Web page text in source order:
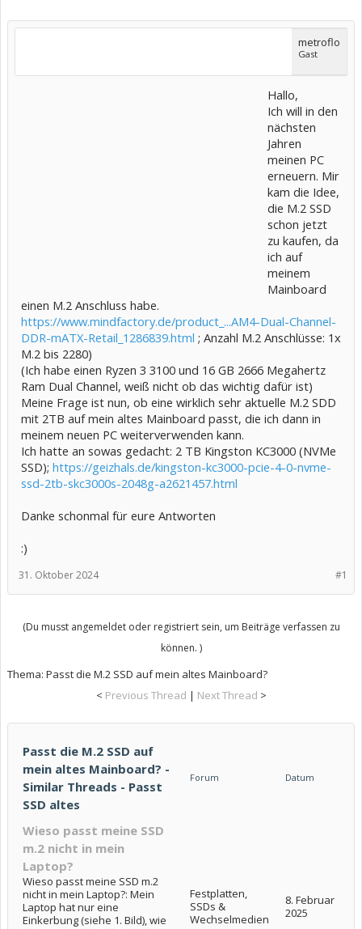
metroflo
Gast
Hallo,
Ich will in den
nächsten
Jahren
meinen PC
erneuern. Mir
kam die Idee,
die M.2 SSD
schon jetzt
zu kaufen, da
ich auf
meinem
Mainboard
einen M.2 Anschluss habe.
https://www.mindfactory.de/product_...AM4-Dual-Channel-
DDR-mATX-Retail_1286839.html ; Anzahl M.2 Anschlüsse: 1x
M.2 bis 2280)
(Ich habe einen Ryzen 3 3100 und 16 GB 2666 Megahertz
Ram Dual Channel, weiß nicht ob das wichtig dafür ist)
Meine Frage ist nun, ob eine wirklich sehr aktuelle M.2 SDD
mit 2TB auf mein altes Mainboard passt, die ich dann in
meinem neuen PC weiterverwenden kann.
Ich hatte an sowas gedacht: 2 TB Kingston KC3000 (NVMe
SSD); https://geizhals.de/kingston-kc3000-pcie-4-0-nvme-
ssd-2tb-skc3000s-2048g-a2621457.html
Danke schonmal für eure Antworten
:)
#1
31. Oktober 2024
(Du musst angemeldet oder registriert sein, um Beiträge verfassen zu
können. )
Thema: Passt die M.2 SSD auf mein altes Mainboard?
< Previous Thread | Next Thread >
Passt die M.2 SSD auf
mein altes Mainboard? -
Similar Threads - Passt
SSD altes
Forum Datum
Wieso passt meine SSD
m.2 nicht in mein
Laptop?
Wieso passt meine SSD m.2
nicht in mein Laptop?: Mein
Laptop hat nur eine
Einkerbung (siehe 1. Bild), wie
Festplatten,
SSDs &
Wechselmedien
8. Februar
2025